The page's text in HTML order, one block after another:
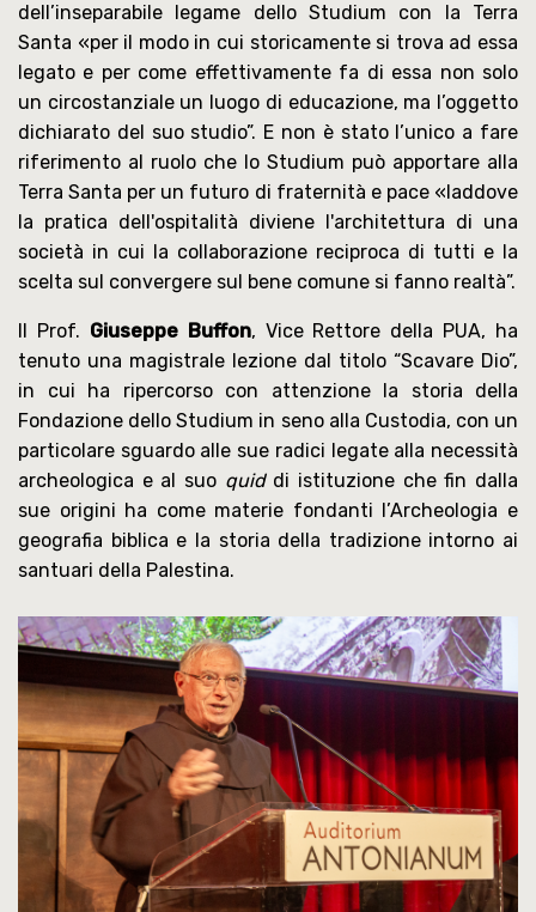
dell’inseparabile legame dello Studium con la Terra
Santa «per il modo in cui storicamente si trova ad essa
legato e per come effettivamente fa di essa non solo
un circostanziale un luogo di educazione, ma l’oggetto
dichiarato del suo studio”. E non è stato l’unico a fare
riferimento al ruolo che lo Studium può apportare alla
Terra Santa per un futuro di fraternità e pace «laddove
la pratica dell'ospitalità diviene l'architettura di una
società in cui la collaborazione reciproca di tutti e la
scelta sul convergere sul bene comune si fanno realtà”.
Il Prof. Giuseppe Buffon, Vice Rettore della PUA, ha
tenuto una magistrale lezione dal titolo “Scavare Dio”,
in cui ha ripercorso con attenzione la storia della
Fondazione dello Studium in seno alla Custodia, con un
particolare sguardo alle sue radici legate alla necessità
archeologica e al suo quiddi istituzione che fin dalla
sue origini ha come materie fondanti l’Archeologia e
geografia biblica e la storia della tradizione intorno ai
santuari della Palestina.